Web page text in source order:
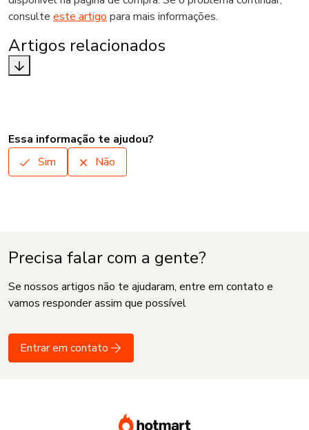
consulte este artigo para mais informações.
Artigos relacionados
Essa informação te ajudou?
Sim
Não
Precisa falar com a gente?
Se nossos artigos não te ajudaram, entre em contato e
vamos responder assim que possível
Entrar em contato